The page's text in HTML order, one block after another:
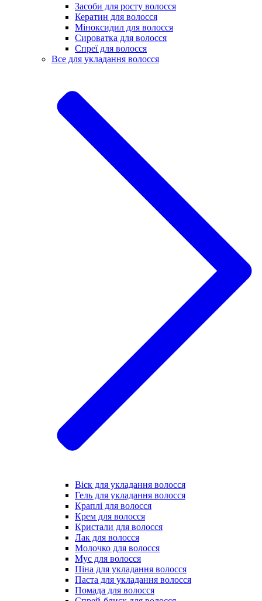
Засоби для росту волосся
Кератин для волосся
Міноксидил для волосся
Сироватка для волосся
Спреї для волосся
Все для укладання волосся
Віск для укладання волосся
Гель для укладання волосся
Краплі для волосся
Крем для волосся
Кристали для волосся
Лак для волосся
Молочко для волосся
Мус для волосся
Піна для укладання волосся
Паста для укладання волосся
Помада для волосся